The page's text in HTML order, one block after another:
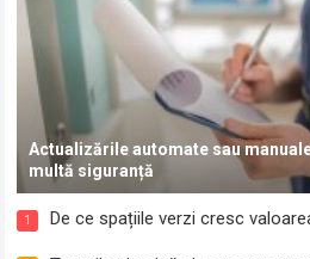
Actualizările automate sau
multă siguranță
1 De ce spațiile verzi cresc